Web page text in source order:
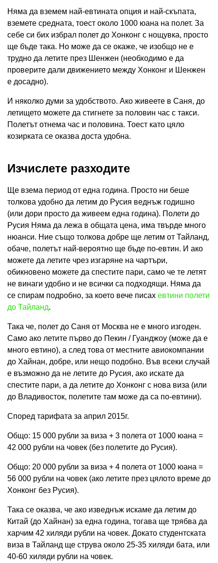
Няма да вземем най-евтината опция и най-скъпата,
вземете средната, тоест около 1000 юана на полет. За
себе си бих избрал полет до Хонконг с нощувка, просто
ще бъде така. Но може да се окаже, че изобщо не е
трудно да летите през Шенжен (необходимо е да
проверите дали движението между Хонконг и Шенжен
е досадно).
И няколко думи за удобството. Ако живеете в Саня, до
летището можете да стигнете за половин час с такси.
Полетът отнема час и половина. Тоест като цяло
козирката се оказва доста удобна.
Изчислете разходите
Ще взема период от една година. Просто ни беше
толкова удобно да летим до Русия веднъж годишно
(или дори просто да живеем една година). Полети до
Русия Няма да лежа в общата цена, има твърде много
нюанси. Ние също толкова добре ще летим от Тайланд,
обаче, полетът най-вероятно ще бъде по-евтин. И ако
можете да летите чрез изгаряне на чартъри,
обикновено можете да спестите пари, само че те летят
не винаги удобно и не всички са подходящи. Няма да
се спирам подробно, за което вече писах евтини полети
до Тайланд.
Така че, полет до Саня от Москва не е много изгоден.
Само ако летите първо до Пекин / Гуанджоу (може да е
много евтино), а след това от местните авиокомпании
до Хайнан, добре, или нещо подобно. Във всеки случай
е възможно да не летите до Русия, ако искате да
спестите пари, а да летите до Хонконг с нова виза (или
до Владивосток, полетите там може да са по-евтини).
Според тарифата за април 2015г.
Общо: 15 000 рубли за виза + 3 полета от 1000 юана =
42 000 рубли на човек (без полетите до Русия).
Общо: 20 000 рубли за виза + 4 полета от 1000 юана =
56 000 рубли на човек (ако летите през цялото време до
Хонконг без Русия).
Така се оказва, че ако изведнъж искаме да летим до
Китай (до Хайнан) за една година, тогава ще трябва да
харчим 42 хиляди рубли на човек. Докато студентската
виза в Тайланд ще струва около 25-35 хиляди бата, или
40-60 хиляди рубли на човек.